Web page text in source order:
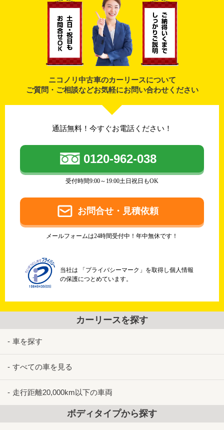
ニコノリ中古車のカーリースについて
ご質問・ご相談などお気軽にお問い合わせください
通話無料！今すぐお電話ください！
0120-962-038
受付時間9:00～19:00土日祝日もOK
お問合せ・見積依頼
メールフォームは24時間受付中！年中無休です！
当社は 「プライバシーマーク」を取得し個人情報
の保護につとめています。
カーリースを探す
車を探す
すべての車を見る
走行距離20,000km以下の車両
ボディタイプから探す